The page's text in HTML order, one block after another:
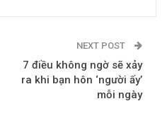
NEXT POST
7 điều không ngờ sẽ xảy
ra khi bạn hôn ‘người ấy’
mỗi ngày